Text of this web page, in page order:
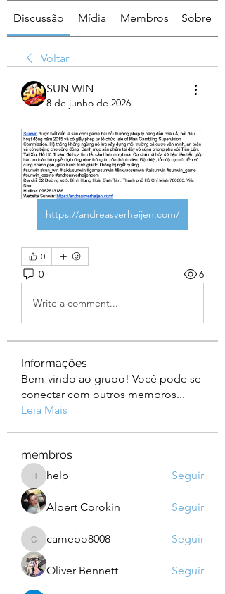
Discussão Mídia Membros Sobre
Voltar
SUN WIN
8 de junho de 2026
https://andreasverheijen.com/
0
0 6
Write a comment...
Informações
Bem-vindo ao grupo! Você pode se
conectar com outros membros...
Leia Mais
membros
helphelp Seguir
Albert Corokin Seguir
camebo8008
camebo8008 Seguir
Oliver Bennett Seguir